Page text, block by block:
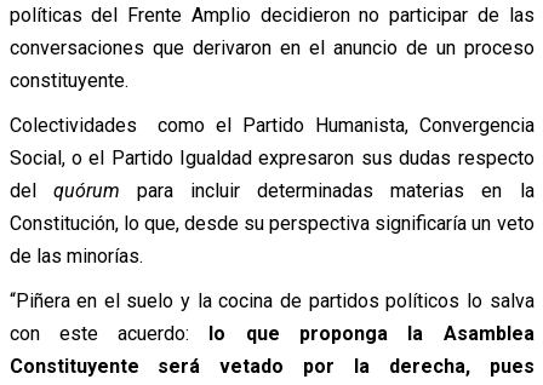
políticas del Frente Amplio decidieron no participar de las
conversaciones que derivaron en el anuncio de un proceso
constituyente.
Colectividades como el Partido Humanista, Convergencia
Social, o el Partido Igualdad expresaron sus dudas respecto
del quórum para incluir determinadas materias en la
Constitución, lo que, desde su perspectiva significaría un veto
de las minorías.
“Piñera en el suelo y la cocina de partidos políticos lo salva
con este acuerdo: lo que proponga la Asamblea
Constituyente será vetado por la derecha, pues